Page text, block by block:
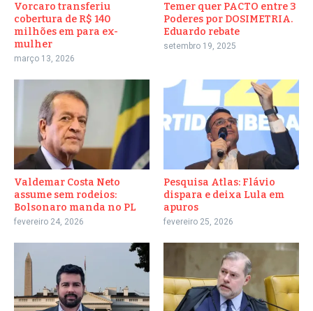
Vorcaro transferiu
cobertura de R$ 140
milhões em para ex-
mulher
março 13, 2026
Temer quer PACTO entre 3
Poderes por DOSIMETRIA.
Eduardo rebate
setembro 19, 2025
Valdemar Costa Neto
assume sem rodeios:
Bolsonaro manda no PL
fevereiro 24, 2026
Pesquisa Atlas: Flávio
dispara e deixa Lula em
apuros
fevereiro 25, 2026